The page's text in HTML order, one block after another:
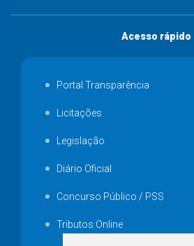
Acesso rápido
Portal Transparência
Licitações
Legislação
Diário Oficial
Concurso Público / PSS
Tributos Online